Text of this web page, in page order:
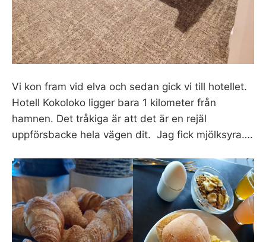
Vi kon fram vid elva och sedan gick vi till hotellet.
Hotell Kokoloko ligger bara 1 kilometer från
hamnen. Det tråkiga är att det är en rejäl
uppförsbacke hela vägen dit. Jag fick mjölksyra….